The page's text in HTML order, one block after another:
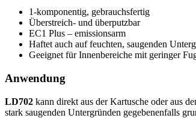
1‑komponentig, gebrauchsfertig
Überstreich‑ und überputzbar
EC1 Plus – emissionsarm
Haftet auch auf feuchten, saugenden
Geeignet für Innenbereiche mit geringer
Anwendung
LD702 kann direkt aus der Kartusche oder aus
stark saugenden Untergründen gegebenenfalls